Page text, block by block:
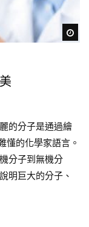
的分子是通過繪
懂的化學家語言。
分子到無機分
明巨大的分子、